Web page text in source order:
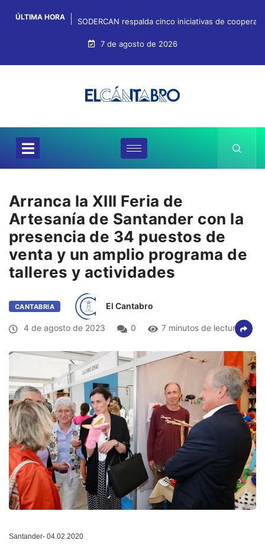
ÚLTIMA HORA SODERCAN respalda cinco iniciativas de
7 de agosto de 2026
Arranca la XIII Feria de
Artesanía de Santander con la
presencia de 34 puestos de
venta y un amplio programa de
talleres y actividades
CANTABRIA El Cantabro
4 de agosto de 2023 0 7 minutos de lectura
Santander- 04.02.2020